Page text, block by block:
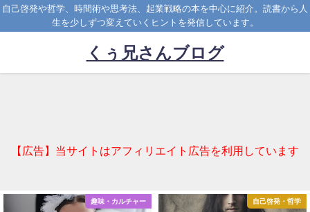
自己啓発や哲学、時間術や思考法、起業戦略の本を中心に紹介。読書から人
生を少しずつ変えていくヒントを発信しています。
くぅ兄さんブログ
【広告】当サイトはアフィリエイト広告を利用しています
趣味・カルチャー 自己啓発・哲学